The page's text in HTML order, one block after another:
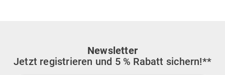
Newsletter
Jetzt registrieren und 5 % Rabatt sichern!**